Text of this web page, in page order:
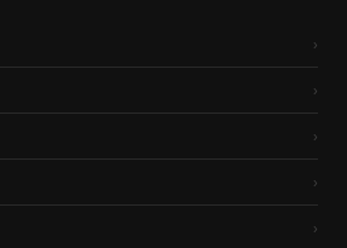
›
›
›
›
›